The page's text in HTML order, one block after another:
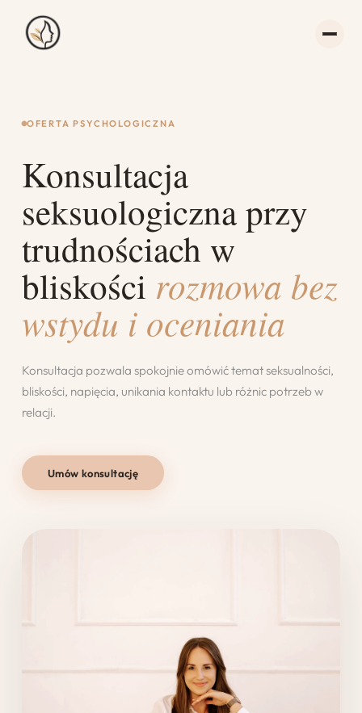
OFERTA PSYCHOLOGICZNA
Konsultacja
seksuologiczna przy
trudnościach w
bliskości rozmowa bez
wstydu i oceniania
Konsultacja pozwala spokojnie omówić temat seksualności,
bliskości, napięcia, unikania kontaktu lub różnic potrzeb w
relacji.
Umów konsultację